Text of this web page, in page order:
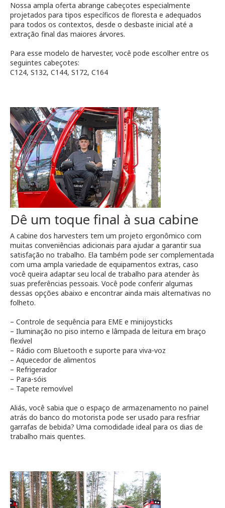
Nossa ampla oferta abrange cabeçotes especialmente
projetados para tipos específicos de floresta e adequados
para todos os contextos, desde o desbaste inicial até a
extração final das maiores árvores.
Para esse modelo de harvester, você pode escolher entre os
seguintes cabeçotes:
C124, S132, C144, S172, C164
Dê um toque final à sua cabine
A cabine dos harvesters tem um projeto ergonômico com
muitas conveniências adicionais para ajudar a garantir sua
satisfação no trabalho. Ela também pode ser complementada
com uma ampla variedade de equipamentos extras, caso
você queira adaptar seu local de trabalho para atender às
suas preferências pessoais. Você pode conferir algumas
dessas opções abaixo e encontrar ainda mais alternativas no
folheto.
– Controle de sequência para EME e minijoysticks
– Iluminação no piso interno e lâmpada de leitura em braço
flexível
– Rádio com Bluetooth e suporte para viva-voz
– Aquecedor de alimentos
– Refrigerador
– Para-sóis
– Tapete removível
Aliás, você sabia que o espaço de armazenamento no painel
atrás do banco do motorista pode ser usado para resfriar
garrafas de bebida? Uma comodidade ideal para os dias de
trabalho mais quentes.